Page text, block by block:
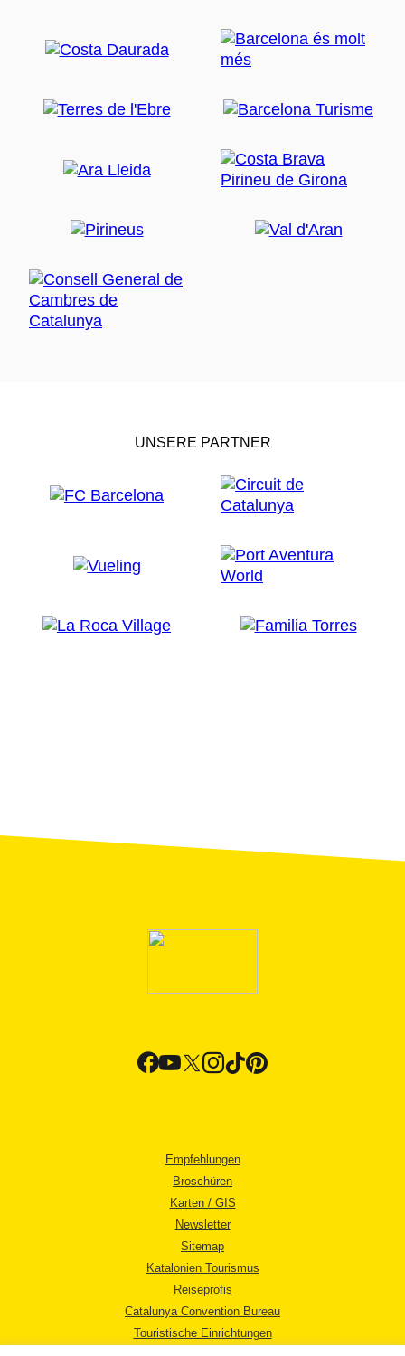
UNSERE PARTNER
Empfehlungen
Broschüren
Karten / GIS
Newsletter
Sitemap
Katalonien Tourismus
Reiseprofis
Catalunya Convention Bureau
Touristische Einrichtungen